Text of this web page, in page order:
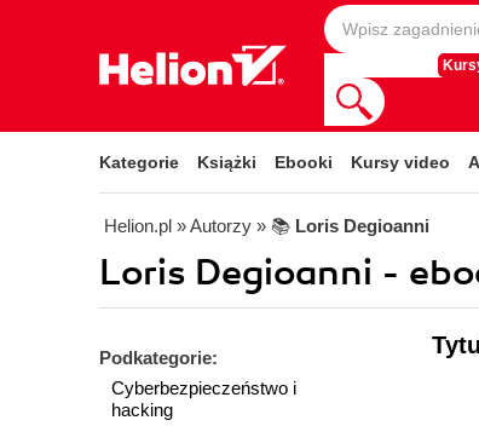
Kategorie Książki Ebooki Kursy video
Helion.pl » Autorzy » 📚 Loris Degioanni
Loris Degioanni -
Podkategorie:
Cyberbezpieczeństwo i
hacking